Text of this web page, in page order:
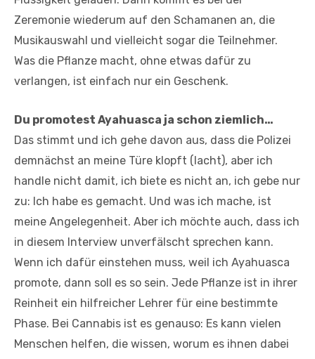
Zeremonie wiederum auf den Schamanen an, die
Musikauswahl und vielleicht sogar die Teilnehmer.
Was die Pflanze macht, ohne etwas dafür zu
verlangen, ist einfach nur ein Geschenk.
Du promotest Ayahuasca ja schon ziemlich…
Das stimmt und ich gehe davon aus, dass die Polizei
demnächst an meine Türe klopft (lacht), aber ich
handle nicht damit, ich biete es nicht an, ich gebe nur
zu: Ich habe es gemacht. Und was ich mache, ist
meine Angelegenheit. Aber ich möchte auch, dass ich
in diesem Interview unverfälscht sprechen kann.
Wenn ich dafür einstehen muss, weil ich Ayahuasca
promote, dann soll es so sein. Jede Pflanze ist in ihrer
Reinheit ein hilfreicher Lehrer für eine bestimmte
Phase. Bei Cannabis ist es genauso: Es kann vielen
Menschen helfen, die wissen, worum es ihnen dabei